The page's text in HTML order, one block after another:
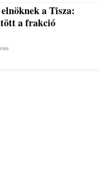
a Tisza:
a frakció